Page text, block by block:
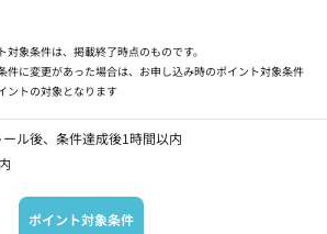
象条件は、掲載終了時点のものです。
件に変更があった場合は、お申し込み時のポイント対象条件
ントの対象となります
ール後、条件達成後1時間以内
ポイント対象条件